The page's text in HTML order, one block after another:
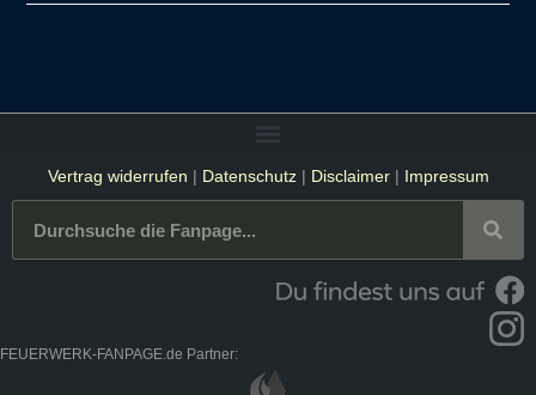
Vertrag widerrufen | Datenschutz| Disclaimer| Impressum
FEUERWERK-FANPAGE.de Partner: